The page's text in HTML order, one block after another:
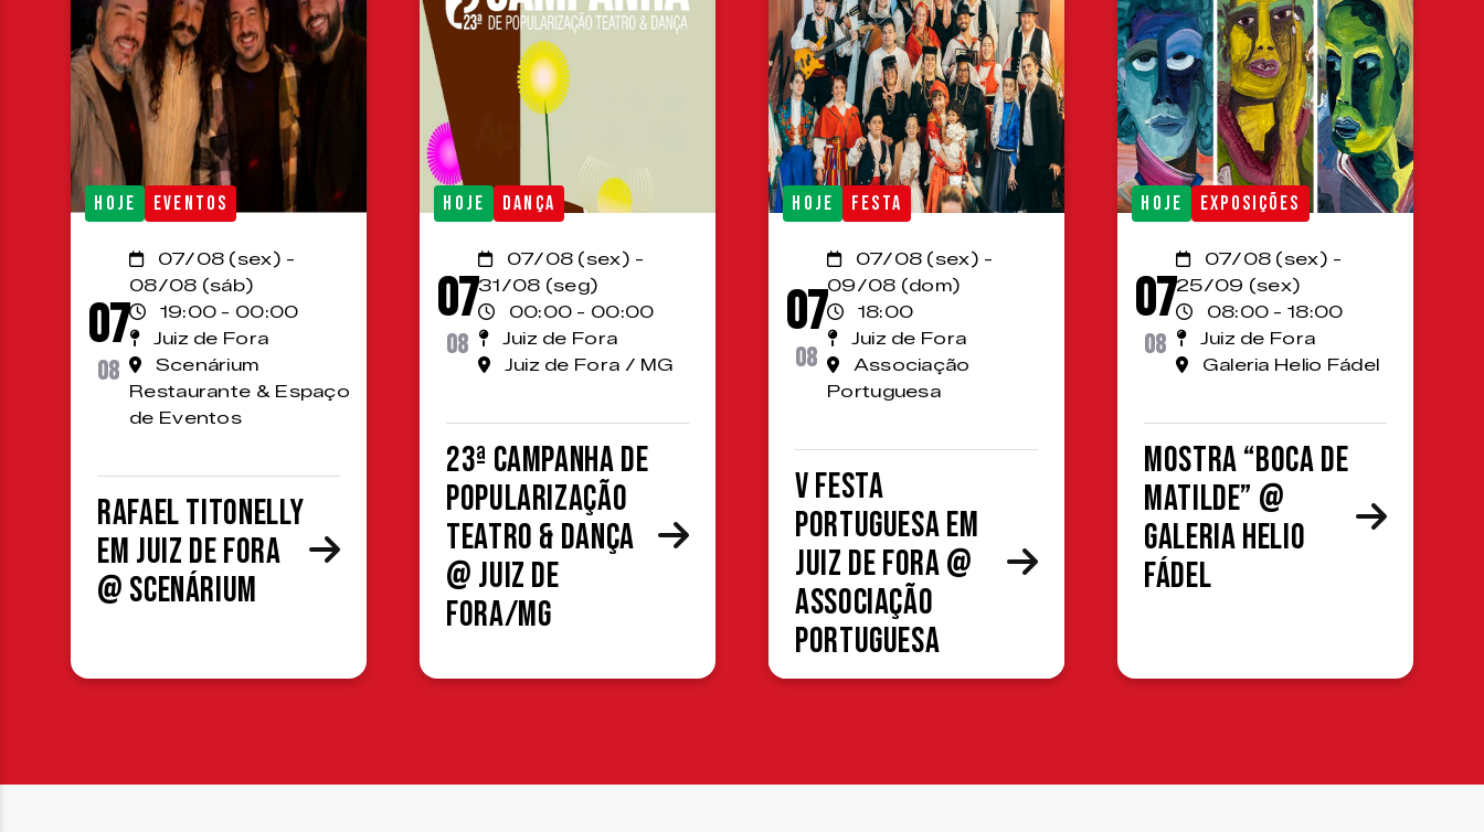
HOJE EVENTOS
07
08
07/08 (sex) -
08/08 (sáb)
19:00 - 00:00
Juiz de Fora
Scenárium
Restaurante & Espaço
de Eventos
Rafael Titonelly
em Juiz de Fora
@ Scenárium
HOJE DANÇA
07
08
07/08 (sex) -
31/08 (seg)
00:00 - 00:00
Juiz de Fora
Juiz de Fora / MG
23ª Campanha de
Popularização
Teatro & Dança
@ Juiz de
Fora/MG
HOJE FESTA
07
08
07/08 (sex) -
09/08 (dom)
18:00
Juiz de Fora
Associação
Portuguesa
V Festa
Portuguesa em
Juiz de Fora @
Associação
Portuguesa
HOJE EXPOSIÇÕES
07
08
07/08 (sex) -
25/09 (sex)
08:00 - 18:00
Juiz de Fora
Galeria Helio Fádel
Mostra “Boca de
Matilde” @
Galeria Helio
Fádel